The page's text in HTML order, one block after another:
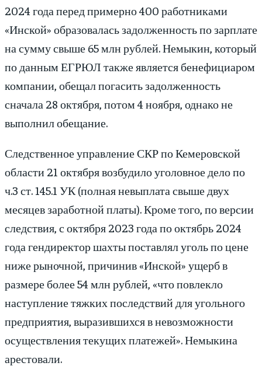
2024 года перед примерно 400 работниками
«Инской» образовалась задолженность по зарплате
на сумму свыше 65 млн рублей. Немыкин, который
по данным ЕГРЮЛ также является бенефициаром
компании, обещал погасить задолженность
сначала 28 октября, потом 4 ноября, однако не
выполнил обещание.
Следственное управление СКР по Кемеровской
области 21 октября возбудило уголовное дело по
ч.3 ст. 145.1 УК (полная невыплата свыше двух
месяцев заработной платы). Кроме того, по версии
следствия, с октября 2023 года по октябрь 2024
года гендиректор шахты поставлял уголь по цене
ниже рыночной, причинив «Инской» ущерб в
размере более 54 млн рублей, «что повлекло
наступление тяжких последствий для угольного
предприятия, выразившихся в невозможности
осуществления текущих платежей». Немыкина
арестовали.